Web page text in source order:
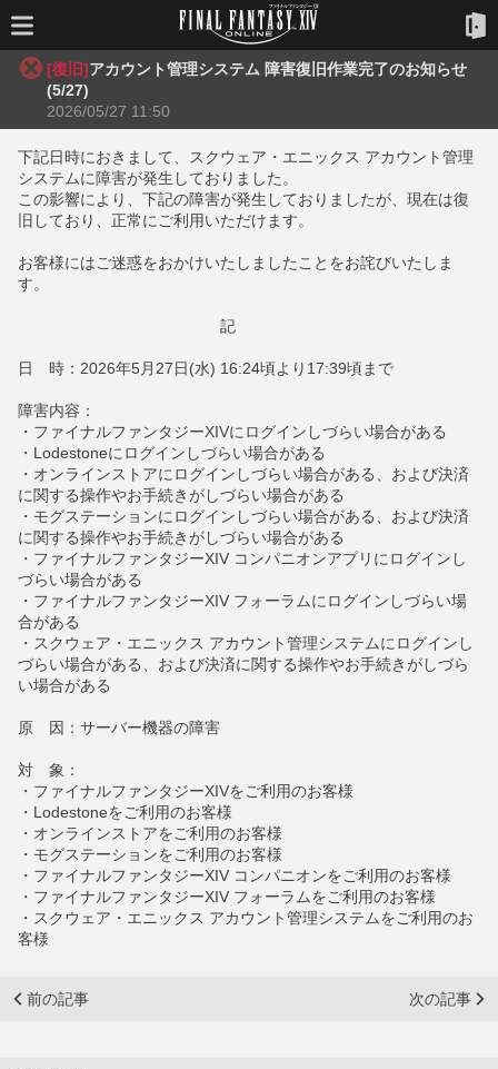
[復旧]アカウント管理システム 障害復旧作業完了のお知らせ
(5/27)
2026/05/27 11:50
下記日時におきまして、スクウェア・エニックス アカウント管理
システムに障害が発生しておりました。
この影響により、下記の障害が発生しておりましたが、現在は復
旧しており、正常にご利用いただけます。
お客様にはご迷惑をおかけいたしましたことをお詫びいたしま
す。
記
日 時：2026年5月27日(水) 16:24頃より17:39頃まで
障害内容：
・ファイナルファンタジーXIVにログインしづらい場合がある
・Lodestoneにログインしづらい場合がある
・オンラインストアにログインしづらい場合がある、および決済
に関する操作やお手続きがしづらい場合がある
・モグステーションにログインしづらい場合がある、および決済
に関する操作やお手続きがしづらい場合がある
・ファイナルファンタジーXIV コンパニオンアプリにログインし
づらい場合がある
・ファイナルファンタジーXIV フォーラムにログインしづらい場
合がある
・スクウェア・エニックス アカウント管理システムにログインし
づらい場合がある、および決済に関する操作やお手続きがしづら
い場合がある
原 因：サーバー機器の障害
対 象：
・ファイナルファンタジーXIVをご利用のお客様
・Lodestoneをご利用のお客様
・オンラインストアをご利用のお客様
・モグステーションをご利用のお客様
・ファイナルファンタジーXIV コンパニオンをご利用のお客様
・ファイナルファンタジーXIV フォーラムをご利用のお客様
・スクウェア・エニックス アカウント管理システムをご利用のお
客様
前の記事 次の記事